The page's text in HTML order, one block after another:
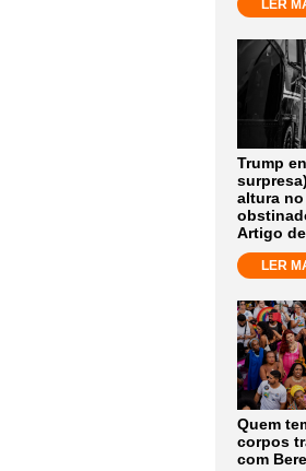
LER
Trump
altura
Artigo
LER
Quem
corpos
com